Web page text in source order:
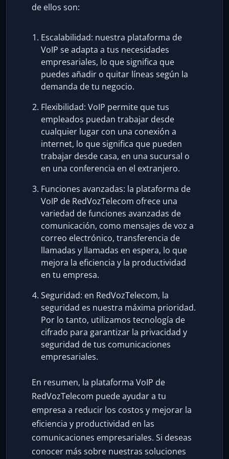
de ellos son:
Escalabilidad: nuestra plataforma de
VoIP se adapta a tus necesidades
empresariales, lo que significa que
puedes añadir o quitar líneas según la
demanda de tu negocio.
Flexibilidad: VoIP permite que tus
empleados puedan trabajar desde
cualquier lugar con una conexión a
internet, lo que significa que pueden
trabajar desde casa, en una sucursal o
en una conferencia en el extranjero.
Funciones avanzadas: la plataforma de
VoIP de RedVozTelecom ofrece una
variedad de funciones avanzadas de
comunicación, como mensajes de voz a
correo electrónico, transferencia de
llamadas y llamadas en espera, lo que
mejora la eficiencia y la productividad
en tu empresa.
Seguridad: en RedVozTelecom, la
seguridad es nuestra máxima prioridad.
Por lo tanto, utilizamos tecnología de
cifrado para garantizar la privacidad y
seguridad de tus comunicaciones
empresariales.
En resumen, la plataforma VoIP de
RedVozTelecom puede ayudar a tu
empresa a reducir los costos y mejorar la
eficiencia y productividad en las
comunicaciones empresariales. Si deseas
conocer más sobre nuestras soluciones